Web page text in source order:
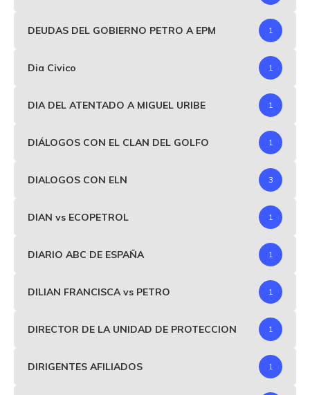
DEUDAS DEL GOBIERNO PETRO A EPM 1
Dia Civico 1
DIA DEL ATENTADO A MIGUEL URIBE 1
DIÁLOGOS CON EL CLAN DEL GOLFO 1
DIALOGOS CON ELN 3
DIAN vs ECOPETROL 1
DIARIO ABC DE ESPAÑA 1
DILIAN FRANCISCA vs PETRO 1
DIRECTOR DE LA UNIDAD DE PROTECCION 1
DIRIGENTES AFILIADOS 1